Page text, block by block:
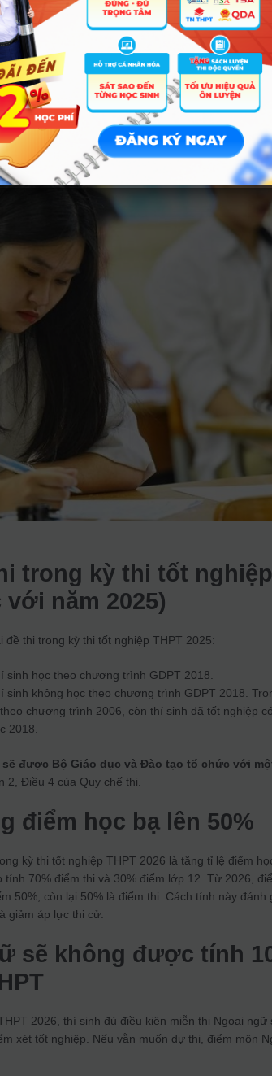
mức cộng bằng giải cá nhân. Thí sinh đạt nhiều
cách tính điểm xét
trong kỳ thi tốt nghiệp
với năm 2025)
thi trong kỳ thi tốt nghiệp THPT 2025:
sinh học theo chương trình GDPT 2018.
sinh không học theo chương trình GDPT 2018.
chương trình 2006, còn thí sinh đã tốt nghiệp có
2018.
sẽ được Bộ Giáo dục và Đào tạo tổ chức với
2, Điều 4 của Quy chế thi.
điểm học bạ lên 50%
kỳ thi tốt nghiệp THPT 2026 là tăng tỉ lệ điểm
70% điểm thi và 30% điểm lớp 12. Từ 2026,
50%, còn lại 50% là điểm thi. Cách tính này đánh
giảm áp lực thi cử.
sẽ không được tính
2026, thí sinh đủ điều kiện miễn thi Ngoại ngữ
xét tốt nghiệp. Nếu vẫn muốn dự thi, điểm môn